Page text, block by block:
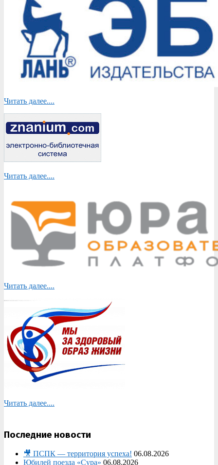
Читать далее....
Читать далее....
Читать далее....
Читать далее....
Последние новости
🎥 ПСПК — территория успеха! 06.08.2026
Юбилей поезда «Сура» 06.08.2026